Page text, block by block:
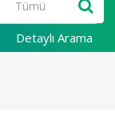
Detaylı Arama